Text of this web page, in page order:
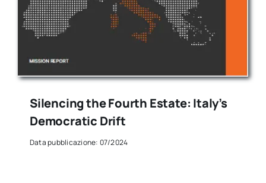
Silencing the Fourth Estate: Italy’s
Democratic Drift
Data pubblicazione: 07/2024